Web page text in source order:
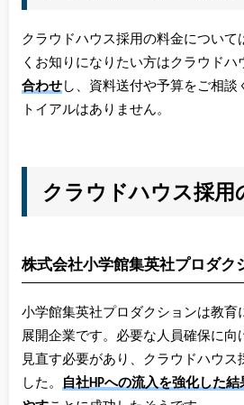
クラウドハウス採用の料金について
くお知りになりたい方はクラウドハ
合わせし、資料送付や予算をご相談
トイアルはありません。
クラウドハウス採用
株式会社小学館集英社プロダク
小学館集英社プロダクションは教育
展開企業です。必要な人員確保に向
見直す必要があり、クラウドハウス
した。
自社HPへの流入を強化した